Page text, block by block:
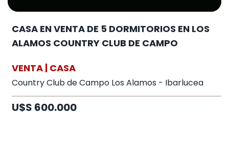
CASA EN VENTA DE 5 DORMITORIOS EN LOS
ALAMOS COUNTRY CLUB DE CAMPO
VENTA | CASA
Country Club de Campo Los Alamos - Ibarlucea
U$S 600.000